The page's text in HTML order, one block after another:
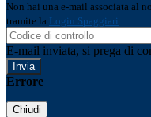
Non hai una e-mail associata al
tramite la Login Spaggiari
E-mail inviata, si prega di
Errore
Chiudi